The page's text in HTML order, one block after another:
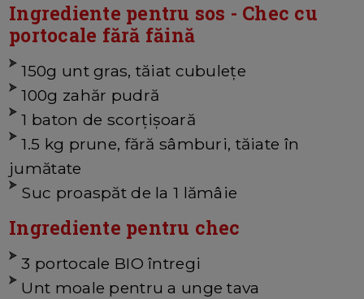
Ingrediente pentru sos - Chec cu
portocale fără făină
150g unt gras, tăiat cubulețe
100g zahăr pudră
1 baton de scorțișoară
1.5 kg prune, fără sâmburi, tăiate în
jumătate
Suc proaspăt de la 1 lămâie
Ingrediente pentru chec
3 portocale BIO întregi
Unt moale pentru a unge tava